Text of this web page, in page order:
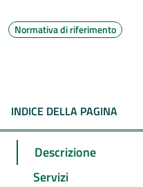
Normativa di riferimento
INDICE DELLA PAGINA
Descrizione
Servizi